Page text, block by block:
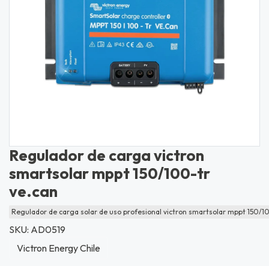
Regulador de carga victron
smartsolar mppt 150/100-tr
ve.can
Regulador de carga solar de uso profesional victron smartsolar mppt 150/
SKU: AD0519
Victron Energy Chile